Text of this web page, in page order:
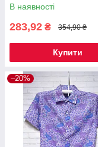
В наявності
283,92 ₴ 354,90 ₴
Купити
–20%